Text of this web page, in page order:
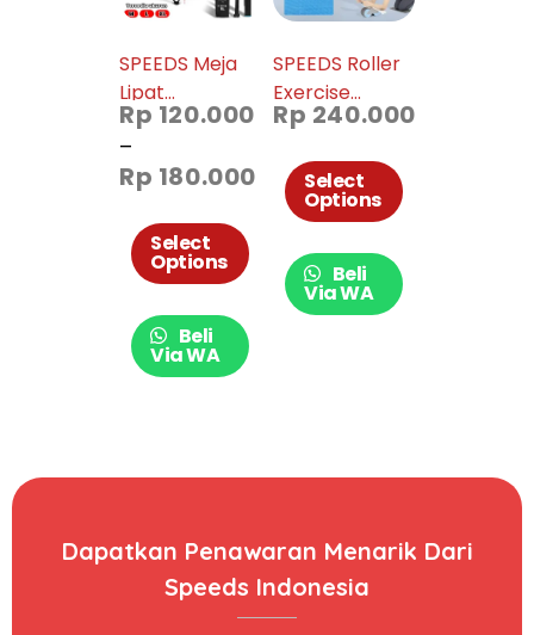
SPEEDS Meja
Lipat
Aluminium
Portabel
Indoor
Camping
Folding Table
Kokoh 031-56,
031-57 dan
031-58
Rp 120.000
–
Rp 180.000
Select
Options
Beli
Via WA
SPEEDS Roller
Exercise
Fitness Wheel
Rp 240.000
Select
Options
Beli
Via WA
Dapatkan Penawaran Menarik Dari
Speeds Indonesia